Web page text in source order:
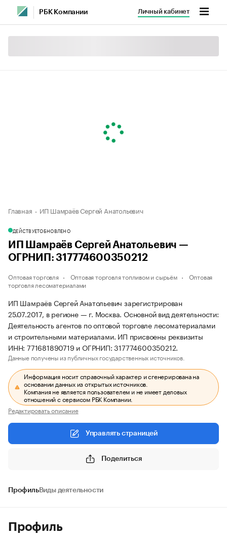
РБК Компании Личный кабинет
Главная ИП Шамраёв Сергей Анатольевич
ДЕЙСТВУЕТОБНОВЛЕНО
ИП Шамраёв Сергей Анатольевич —
ОГРНИП: 317774600350212
Оптовая торговля Оптовая торговля топливом и сырьём
Оптовая
торговля лесоматериалами
ИП Шамраёв Сергей Анатольевич зарегистрирован
25.07.2017, в регионе — г. Москва. Основной вид деятельности:
Деятельность агентов по оптовой торговле лесоматериалами
и строительными материалами. ИП присвоены реквизиты
ИНН: 771681890719 и ОГРНИП: 317774600350212.
Данные получены из публичных государственных источников.
Информация носит справочный характер и сгенерирована на
основании данных из открытых источников.
Компания не является пользователем и не имеет деловых
отношений с сервисом РБК Компании.
Редактировать описание
Управлять страницей
Поделиться
ПрофильВиды деятельности
Профиль